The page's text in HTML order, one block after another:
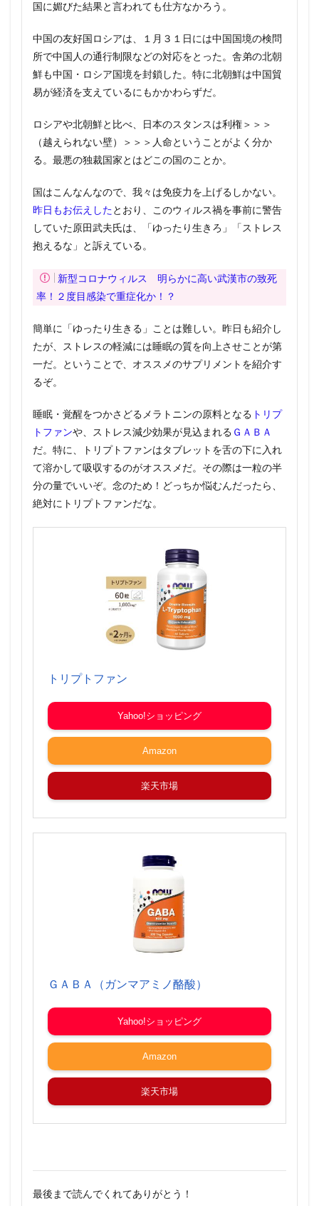
国に媚びた結果と言われても仕方なかろう。
中国の友好国ロシアは、１月３１日には中国国境の検問
所で中国人の通行制限などの対応をとった。舎弟の北朝
鮮も中国・ロシア国境を封鎖した。特に北朝鮮は中国貿
易が経済を支えているにもかかわらずだ。
ロシアや北朝鮮と比べ、日本のスタンスは利権＞＞＞
（越えられない壁）＞＞＞人命ということがよく分か
る。最悪の独裁国家とはどこの国のことか。
国はこんなんなので、我々は免疫力を上げるしかない。
昨日もお伝えしたとおり、このウィルス禍を事前に警告
していた原田武夫氏は、「ゆったり生きろ」「ストレス
抱えるな」と訴えている。
新型コロナウィルス 明らかに高い武漢市の致死
率！２度目感染で重症化か！？
簡単に「ゆったり生きる」ことは難しい。昨日も紹介し
たが、ストレスの軽減には睡眠の質を向上させことが第
一だ。ということで、オススメのサプリメントを紹介す
るぞ。
睡眠・覚醒をつかさどるメラトニンの原料となる トリプ
トファンや、ストレス減少効果が見込まれる ＧＡＢＡ
だ。特に、トリプトファンはタブレットを舌の下に入れ
て溶かして吸収するのがオススメだ。その際は一粒の半
分の量でいいぞ。念のため！どっちか悩むんだったら、
絶対にトリプトファンだな。
トリプトファン
Yahoo!ショッピング
Amazon
楽天市場
ＧＡＢＡ（ガンマアミノ酪酸）
Yahoo!ショッピング
Amazon
楽天市場
最後まで読んでくれてありがとう！